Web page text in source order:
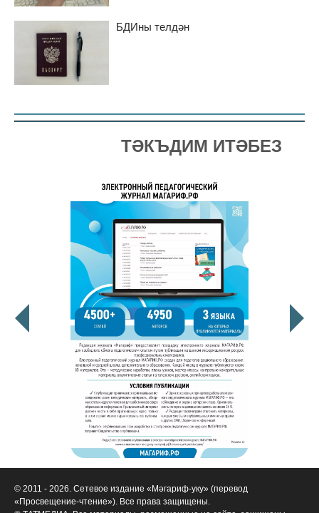
БДИны телдән
ТӘКЪДИМ ИТӘБЕЗ
© 2011 - 2026. Сетевое издание «Мәгариф-уку» (перевод
«Просвещение-чтение»). Все права защищены.